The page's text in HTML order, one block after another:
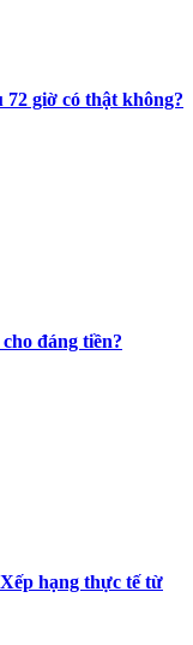
giờ có thật không?
đáng tiền?
hạng thực tế từ